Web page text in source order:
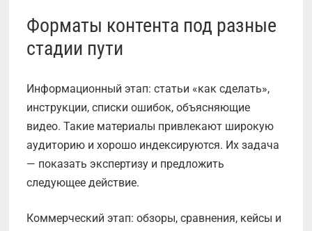
Форматы контента под разные
стадии пути
Информационный этап: статьи «как сделать»,
инструкции, списки ошибок, объясняющие
видео. Такие материалы привлекают широкую
аудиторию и хорошо индексируются. Их задача
— показать экспертизу и предложить
следующее действие.
Коммерческий этап: обзоры, сравнения, кейсы и